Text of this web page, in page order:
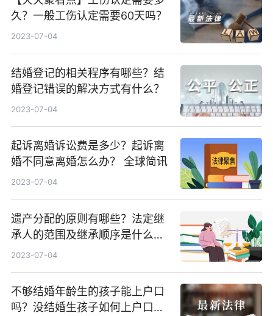
久？一般工伤认定需要60天吗？
2023-07-04
结婚登记的相关程序有哪些？结
婚登记错误的解决方式有什么？
2023-07-04
起诉离婚诉讼费是多少？起诉离
婚不同意离婚怎么办？ 全球简讯
2023-07-04
遗产分配的原则有哪些？法定继
承人的范围及继承顺序是什么？
全球播资讯
2023-07-04
不够结婚年龄生的孩子能上户口
吗？没结婚生孩子如何上户口？_